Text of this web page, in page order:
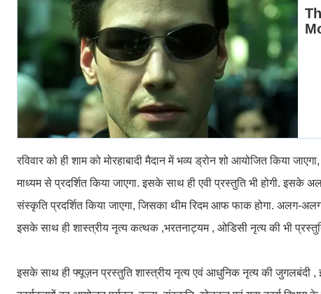
रविवार को ही शाम को मोरहाबादी मैदान में भव्य ड्रोन शो आयोजित किया
माध्यम से प्रदर्शित किया जाएगा. इसके साथ ही एवी प्रस्तुति भी होगी.
संस्कृति प्रदर्शित किया जाएगा, जिसका थीम रिदम आफ फाक होगा. अलग-
इसके साथ ही शास्त्रीय नृत्य कत्थक ,भरतनाट्यम , ओडिसी नृत्य की भी
इसके साथ ही फ्यूज़न प्रस्तुति शास्त्रीय नृत्य एवं आधुनिक नृत्य की जुगलबंदी ,